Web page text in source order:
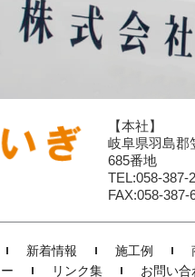
【本社】
岐阜県羽島郡
685番地
TEL:058-387-
FAX:058-387-
新着情報 施工例
リンク集 お問い合